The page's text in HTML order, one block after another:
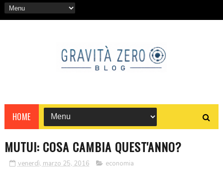
HOME
MUTUI: COSA CAMBIA QUEST'ANNO?
venerdì, marzo 25, 2016 economia